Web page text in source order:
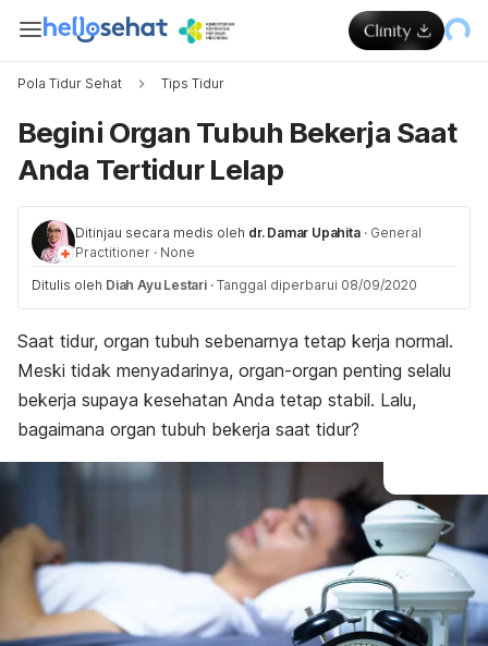
Pola Tidur Sehat Tips Tidur
Begini Organ Tubuh Bekerja Saat
Anda Tertidur Lelap
Ditinjau secara medis oleh dr. Damar Upahita · General
Practitioner · None
Ditulis oleh Diah Ayu Lestari · Tanggal diperbarui 08/09/2020
Saat tidur, organ tubuh sebenarnya tetap kerja normal.
Meski tidak menyadarinya, organ-organ penting selalu
bekerja supaya kesehatan Anda tetap stabil. Lalu,
bagaimana organ tubuh bekerja saat tidur?